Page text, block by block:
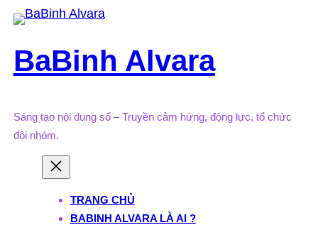
Skip
content
BaBinh Alvara
Sáng tạo nội dung số – Truyền cảm hứng, động lực, tổ chức
đội nhóm.
TRANG CHỦ
BABINH ALVARA LÀ AI ?